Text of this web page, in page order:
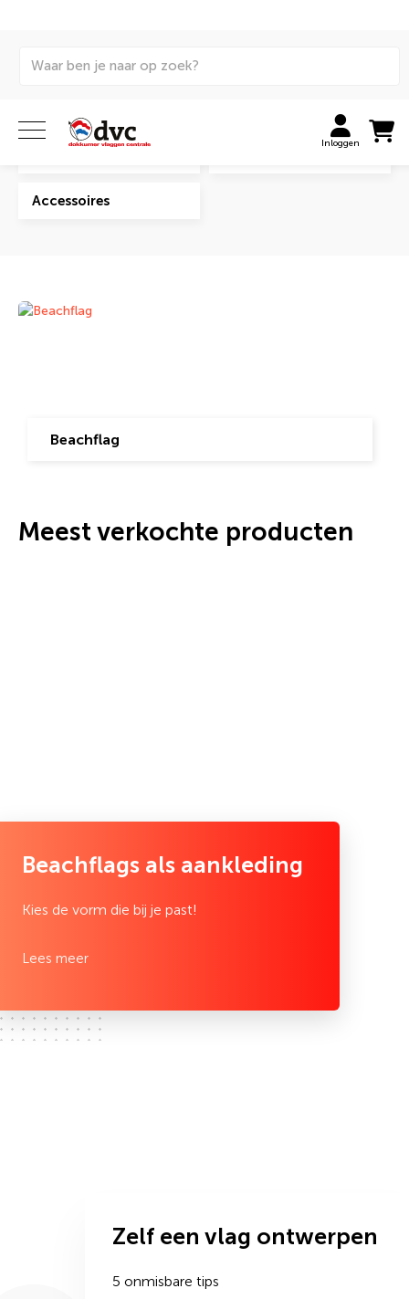
Inloggen
Accessoires
Beachflag
Meest verkochte producten
Beachflags als aankleding
Kies de vorm die bij je past!
Lees meer
Zelf een vlag ontwerpen
5 onmisbare tips